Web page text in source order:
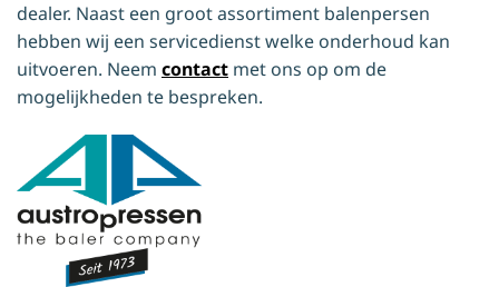
dealer. Naast een groot assortiment balenpersen
hebben wij een servicedienst welke onderhoud kan
uitvoeren. Neem contact met ons op om de
mogelijkheden te bespreken.